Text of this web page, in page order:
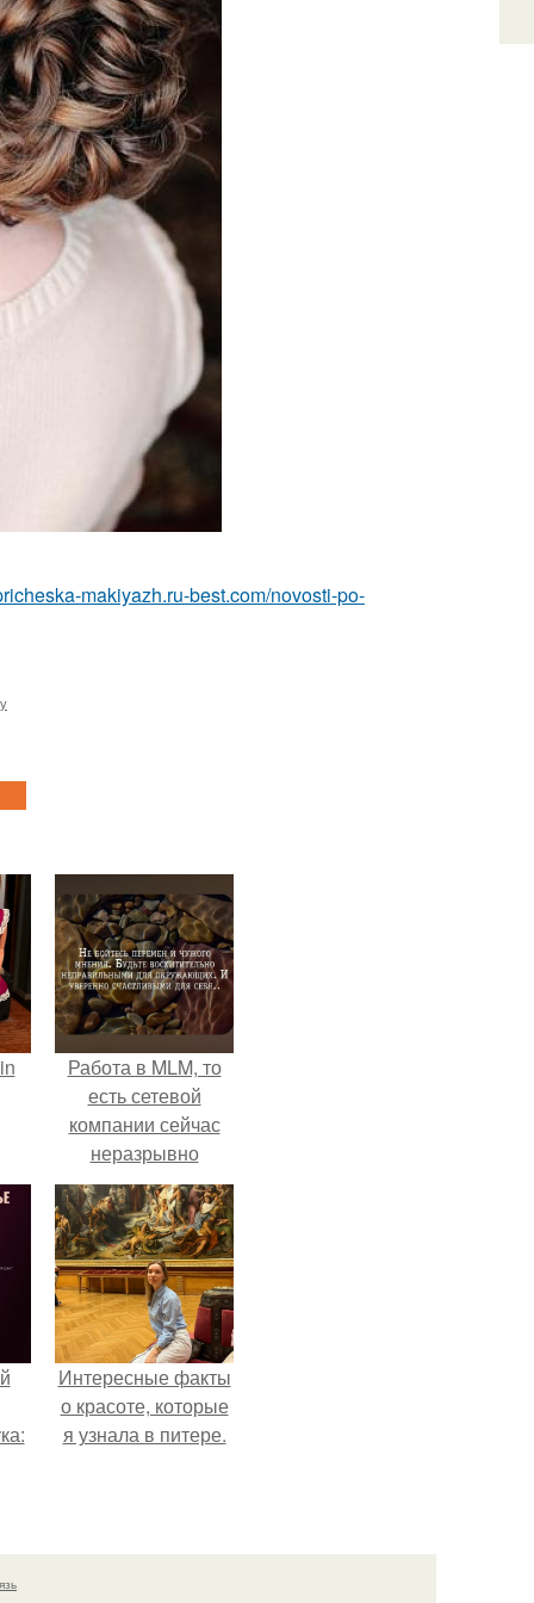
makiyazh.ru-best.com/novosti-po-
Работа в MLM, то
есть сетевой
компании сейчас
неразрывно
связана с создание
своего контента,
своей страницы в
соц сетях.
Интересные факты
о красоте, которые
я узнала в питере.